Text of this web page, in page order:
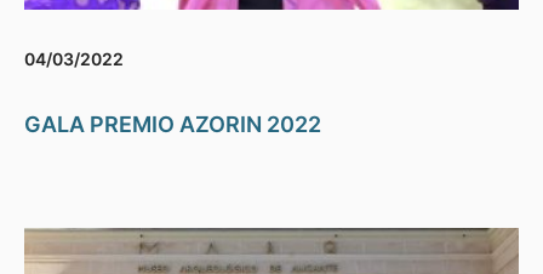
04/03/2022
GALA PREMIO AZORIN 2022